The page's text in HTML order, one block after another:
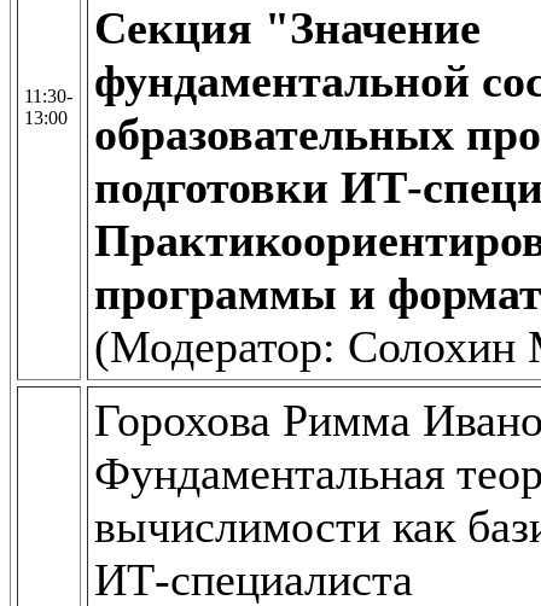
11:30-
13:00
Секция "Значение
фундаментальной
образовательных
подготовки ИТ-
программы и
(Модератор:
Горохова Римма
Фундаментальная
вычислимости как
ИТ-специалиста